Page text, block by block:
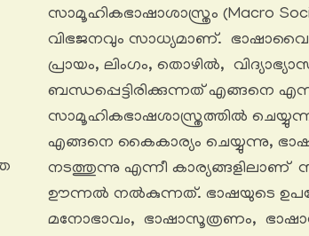
സാമൂഹികഭാഷാശാസ്ത്രം (Macro
വിഭജനവും സാധ്യമാണ്.
പ്രായം, ലിംഗം, തൊഴിൽ,
ബന്ധപ്പെട്ടിരിക്കുന്നത് എങ്ങനെ
സാമൂഹികഭാഷശാസ്ത്രത്തിൽ
എങ്ങനെ കൈകാര്യം ചെയ്യുന്നു,
നടത്തുന്നു എന്നീ കാര്യങ്ങളിലാണ്
ഊന്നൽ നൽകുന്നത്. ഭാഷയുടെ
മനോഭാവം, ഭാഷാസൂത്രണം,